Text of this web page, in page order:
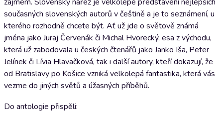
současných slovenských autorů v češtině a je to seznámení, u
kterého rozhodně chcete být. Ať už jde o světově známá
jména jako Juraj Červenák či Michal Hvorecký, esa z východu,
která už zabodovala u českých čtenářů jako Janko Iša, Peter
Jelínek či Lívia Hlavačková, tak i další autory, kteří dokazují, že
od Bratislavy po Košice vzniká velkolepá fantastika, která vás
vezme do jiných světů a úžasných příběhů.
Do antologie přispěli: